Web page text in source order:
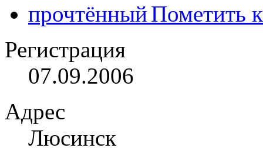
Пометить
Регистрация
07.09.2006
Адрес
Люсинск